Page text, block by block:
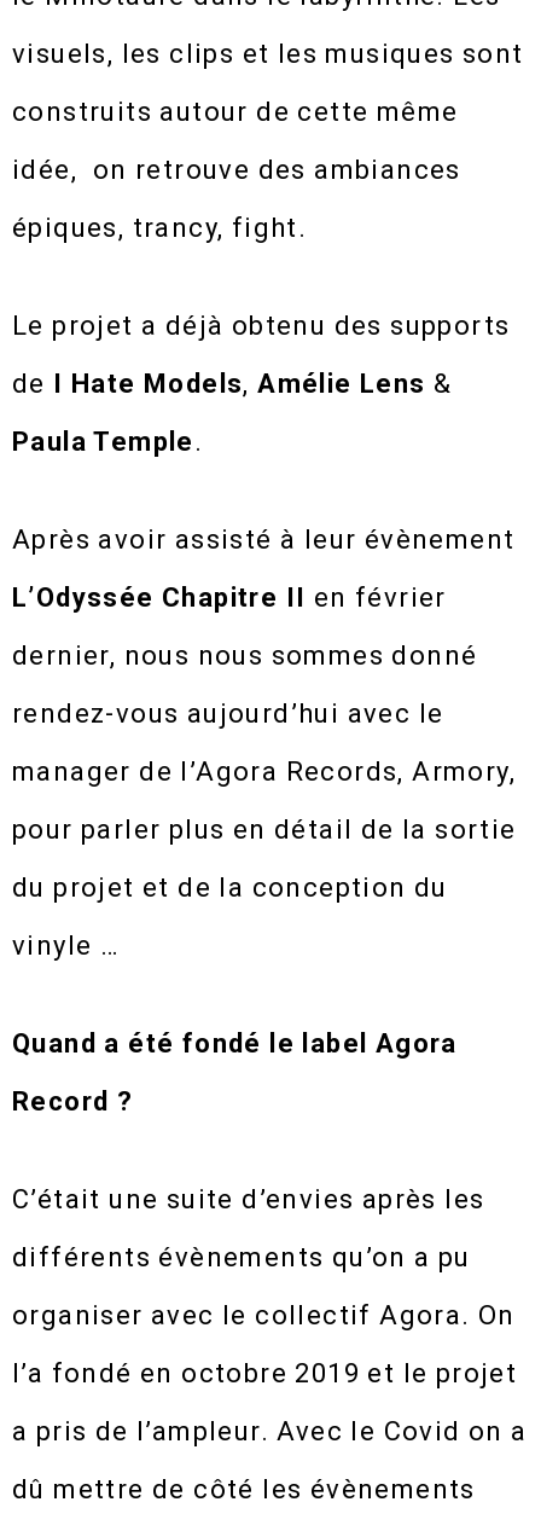
visuels, les clips et les musiques sont
construits autour de cette même
idée, on retrouve des ambiances
épiques, trancy, fight.
Le projet a déjà obtenu des supports
de I Hate Models,Amélie Lens &
Paula Temple .
Après avoir assisté à leur évènement
L’Odyssée Chapitre II en février
dernier, nous nous sommes donné
rendez-vous aujourd’hui avec le
manager de l’Agora Records, Armory,
pour parler plus en détail de la sortie
du projet et de la conception du
vinyle …
Quand a été fondé le label Agora
Record ?
C’était une suite d’envies après les
différents évènements qu’on a pu
organiser avec le collectif Agora. On
l’a fondé en octobre 2019 et le projet
a pris de l’ampleur. Avec le Covid on a
dû mettre de côté les évènements